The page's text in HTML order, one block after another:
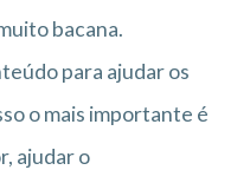
bacana.
para ajudar os
o mais importante é
ajudar o